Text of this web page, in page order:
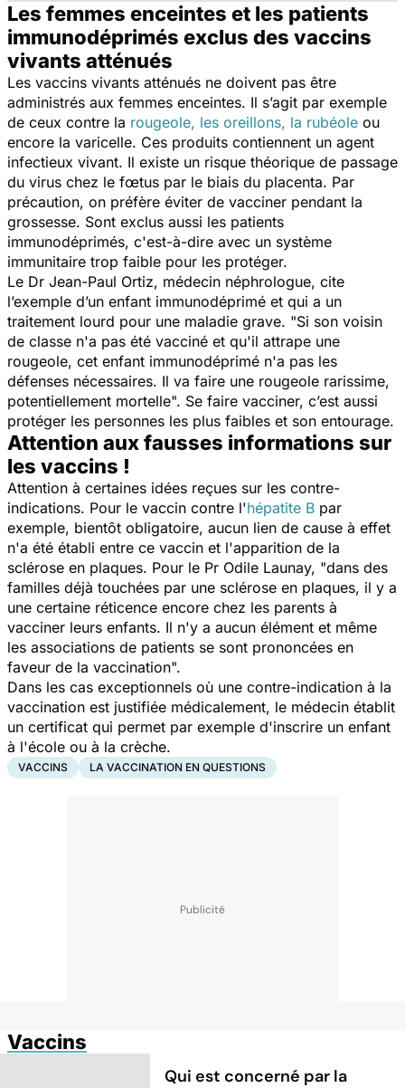
Les femmes enceintes et les patients
immunodéprimés exclus des vaccins
vivants atténués
Les vaccins vivants atténués ne doivent pas être
administrés aux femmes enceintes. Il s’agit par exemple
de ceux contre la rougeole, les oreillons, la rubéole ou
encore la varicelle. Ces produits contiennent un agent
infectieux vivant. Il existe un risque théorique de passage
du virus chez le fœtus par le biais du placenta. Par
précaution, on préfère éviter de vacciner pendant la
grossesse. Sont exclus aussi les patients
immunodéprimés, c'est-à-dire avec un système
immunitaire trop faible pour les protéger.
Le Dr Jean-Paul Ortiz, médecin néphrologue, cite
l’exemple d’un enfant immunodéprimé et qui a un
traitement lourd pour une maladie grave. "Si son voisin
de classe n'a pas été vacciné et qu'il attrape une
rougeole, cet enfant immunodéprimé n'a pas les
défenses nécessaires. Il va faire une rougeole rarissime,
potentiellement mortelle". Se faire vacciner, c’est aussi
protéger les personnes les plus faibles et son entourage.
Attention aux fausses informations sur
les vaccins !
Attention à certaines idées reçues sur les contre-
indications. Pour le vaccin contre l'hépatite B par
exemple, bientôt obligatoire, aucun lien de cause à effet
n'a été établi entre ce vaccin et l'apparition de la
sclérose en plaques. Pour le Pr Odile Launay, "dans des
familles déjà touchées par une sclérose en plaques, il y a
une certaine réticence encore chez les parents à
vacciner leurs enfants. Il n'y a aucun élément et même
les associations de patients se sont prononcées en
faveur de la vaccination".
Dans les cas exceptionnels où une contre-indication à la
vaccination est justifiée médicalement, le médecin établit
un certificat qui permet par exemple d'inscrire un enfant
à l'école ou à la crèche.
VACCINS LA VACCINATION EN QUESTIONS
Vaccins
Qui est concerné par la